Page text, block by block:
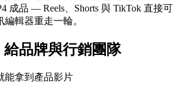
成品 — Reels、Shorts 與 TikTok 直接可
輯器重走一輪。
給品牌與行銷團隊
能拿到產品影片